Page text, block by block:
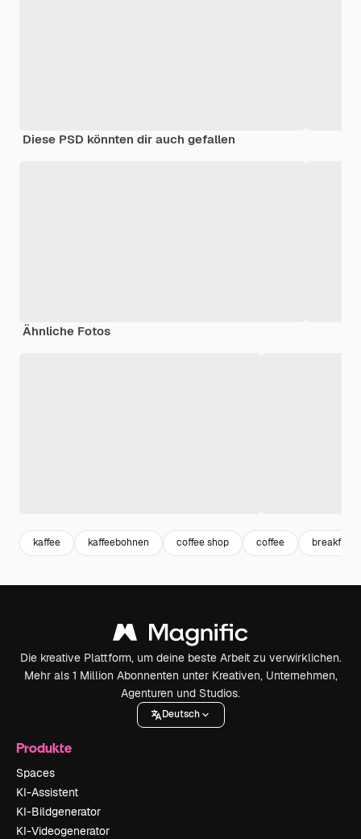
Diese PSD könnten dir auch gefallen
Ähnliche Fotos
kaffee kaffeebohnen coffee shop coffee breakfast
Die kreative Plattform, um deine beste Arbeit zu verwirklichen.
Mehr als 1 Million Abonnenten unter Kreativen, Unternehmen,
Agenturen und Studios.
Deutsch
Produkte
Spaces
KI-Assistent
KI-Bildgenerator
KI-Videogenerator